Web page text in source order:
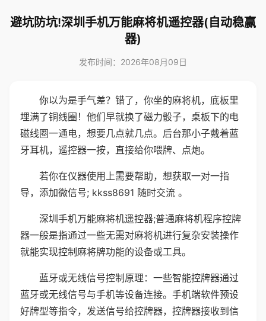
避坑防坑!深圳手机万能麻将机遥控器(自动稳赢
器)
发布时间：2026年08月09日
你以为是手气差？错了，你坐的麻将机，底板里
埋满了铜线圈！他们早就换了磁力骰子，桌板下的电
磁线圈一通电，想要几点就几点。后台那小子戴着蓝
牙耳机，遥控器一按，直接给你喂牌、点炮。
若你在仪器使用上需要帮助，想获取一对一指
导，添加微信号; kkss8691 随时交流 。
深圳手机万能麻将机遥控器;普通麻将机程序控牌
器一般是指通过一些无需对麻将机进行复杂安装操作
就能实现控制麻将牌功能的设备或工具。
蓝牙或无线信号控制原理：一些智能控牌器通过
蓝牙或无线信号与手机等设备连接。手机端软件预设
好牌型等指令，发送信号给控牌器，控牌器接收到信